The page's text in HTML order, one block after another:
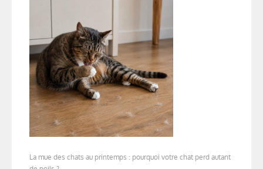
La mue des chats au printemps : pourquoi votre chat perd autant